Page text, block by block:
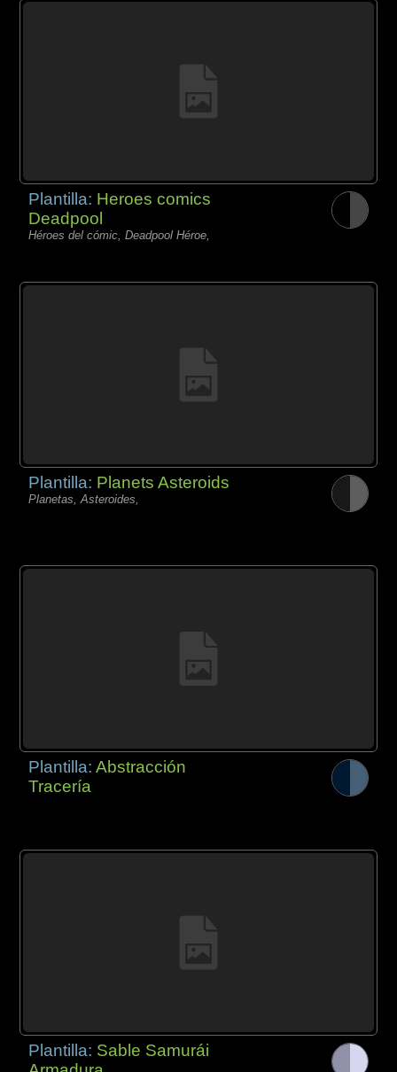
Plantilla: Heroes comics
Deadpool
Héroes del cómic, Deadpool Héroe,
Plantilla: Planets Asteroids
Planetas, Asteroides,
Plantilla:Abstracción
Tracería
Plantilla: Sable Samurái